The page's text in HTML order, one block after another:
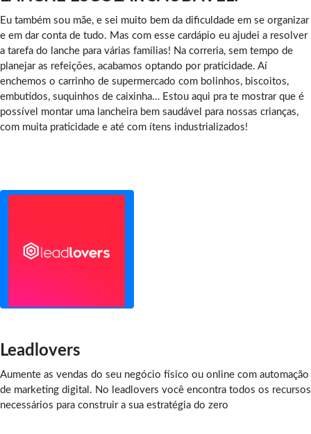
Eu também sou mãe, e sei muito bem da dificuldade em se organizar
e em dar conta de tudo. Mas com esse cardápio eu ajudei a resolver
a tarefa do lanche para várias famílias! Na correria, sem tempo de
planejar as refeições, acabamos optando por praticidade. Aí
enchemos o carrinho de supermercado com bolinhos, biscoitos,
embutidos, suquinhos de caixinha… Estou aqui pra te mostrar que é
possível montar uma lancheira bem saudável para nossas crianças,
com muita praticidade e até com ítens industrializados!
Leadlovers
Aumente as vendas do seu negócio físico ou online com automação
de marketing digital. No leadlovers você encontra todos os recursos
necessários para construir a sua estratégia do zero